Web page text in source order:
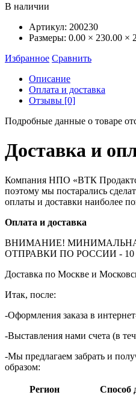
В наличии
Артикул: 200230
Размеры: 0.00 × 230.00 ×
Избранное Сравнить
Описание
Оплата и доставка
Отзывы [0]
Подробные данные о товаре
Доставка и
Компания НПО «ВТК
поэтому мы постарались
оплаты и доставки наиболее
Оплата и доставка
ВНИМАНИЕ!
ОТПРАВКИ ПО РОССИИ - 10
Доставка по Москве и
Итак, после:
-Оформления заказа в
-Выставления нами счета (в
-Мы предлагаем забрать и
образом:
Регион Способ